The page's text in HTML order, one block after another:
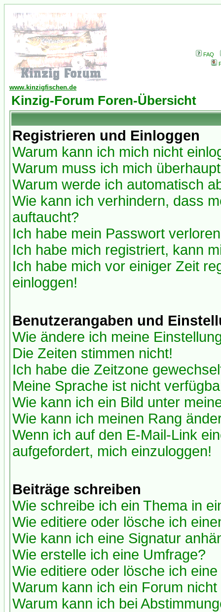
FAQ
www.kinzigfischen.de
Kinzig-Forum Foren-Übersicht
Registrieren und Einloggen
Warum kann ich mich nicht
Warum muss ich mich
Warum werde ich automatisch
Wie kann ich verhindern, dass
auftaucht?
Ich habe mein Passwort
Ich habe mich registriert, kann
Ich habe mich vor einiger Zeit
einloggen!
Benutzerangaben und
Wie ändere ich meine
Die Zeiten stimmen nicht!
Ich habe die Zeitzone
Meine Sprache ist nicht
Wie kann ich ein Bild unter
Wie kann ich meinen Rang
Wenn ich auf den E-Mail-Link
aufgefordert, mich einzuloggen!
Beiträge schreiben
Wie schreibe ich ein Thema in
Wie editiere oder lösche ich
Wie kann ich eine Signatur
Wie erstelle ich eine Umfrage?
Wie editiere oder lösche ich
Warum kann ich ein Forum
Warum kann ich bei